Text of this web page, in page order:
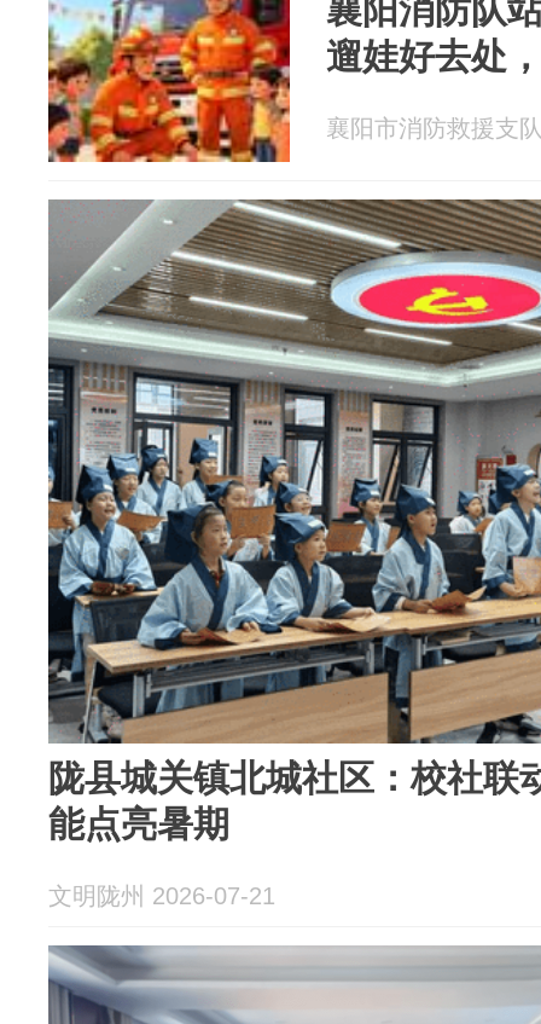
襄阳消防队
遛娃好去处
襄阳市消防救援支
陇县城关镇北城社区：校社联
能点亮暑期
文明陇州 2026-07-21